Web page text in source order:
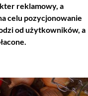
reklamowy, a
celu pozycjonowanie
od użytkowników, a